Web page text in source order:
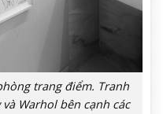
trang điểm. Tranh
Warhol bên cạnh các